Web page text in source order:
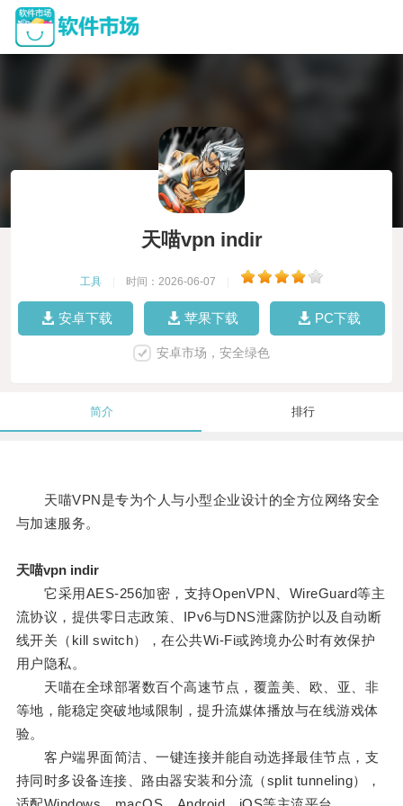
天喵vpn indir
工具 时间：2026-06-07
安卓下载 苹果下载 PC下载
安卓市场，安全绿色
简介 排行
天喵VPN是专为个人与小型企业设计的全方位网络安全
与加速服务。
天喵vpn indir
它采用AES-256加密，支持OpenVPN、WireGuard等主
流协议，提供零日志政策、IPv6与DNS泄露防护以及自动断
线开关（kill switch），在公共Wi-Fi或跨境办公时有效保护
用户隐私。
天喵在全球部署数百个高速节点，覆盖美、欧、亚、非
等地，能稳定突破地域限制，提升流媒体播放与在线游戏体
验。
客户端界面简洁、一键连接并能自动选择最佳节点，支
持同时多设备连接、路由器安装和分流（split tunneling），